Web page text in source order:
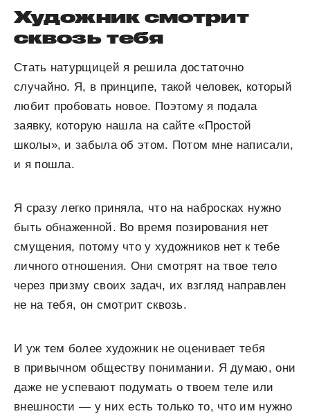
Художник смотрит
сквозь тебя
Стать натурщицей я решила достаточно
случайно. Я, в принципе, такой человек, который
любит пробовать новое. Поэтому я подала
заявку, которую нашла на сайте «Простой
школы», и забыла об этом. Потом мне написали,
и я пошла.
Я сразу легко приняла, что на набросках нужно
быть обнаженной. Во время позирования нет
смущения, потому что у художников нет к тебе
личного отношения. Они смотрят на твое тело
через призму своих задач, их взгляд направлен
не на тебя, он смотрит сквозь.
И уж тем более художник не оценивает тебя
в привычном обществу понимании. Я думаю, они
даже не успевают подумать о твоем теле или
внешности — у них есть только то, что им нужно